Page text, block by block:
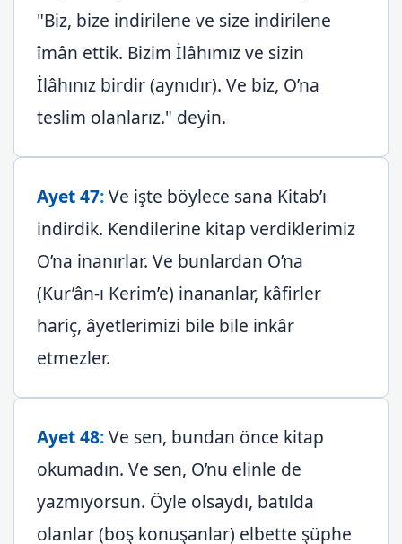
"Biz, bize indirilene ve size indirilene
îmân ettik. Bizim İlâhımız ve sizin
İlâhınız birdir (aynıdır). Ve biz, O’na
teslim olanlarız." deyin.
Ayet 47:Ve işte böylece sana Kitab’ı
indirdik. Kendilerine kitap verdiklerimiz
O’na inanırlar. Ve bunlardan O’na
(Kur’ân-ı Kerim’e) inananlar, kâfirler
hariç, âyetlerimizi bile bile inkâr
etmezler.
Ayet 48:Ve sen, bundan önce kitap
okumadın. Ve sen, O’nu elinle de
yazmıyorsun. Öyle olsaydı, batılda
olanlar (boş konuşanlar) elbette şüphe